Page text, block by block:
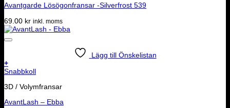
Avantgarde Lösögonfransar -Silverfrost 539
69.00 kr inkl. moms
Lägg till Önskelistan
+
Snabbkoll
3D / Volymfransar
AvantLash – Ebba